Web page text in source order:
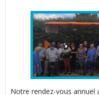
Notre rendez-vous annuel